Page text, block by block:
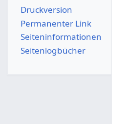
Druckversion
Permanenter Link
Seiten­­informationen
Seitenlogbücher